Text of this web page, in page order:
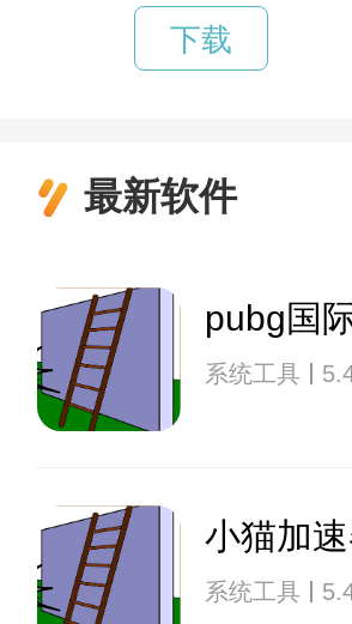
下载
最新软件
pubg国
系统工具
小猫加
系统工具